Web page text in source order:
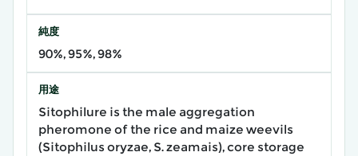
純度
90%, 95%, 98%
用途
Sitophilure is the male aggregation
pheromone of the rice and maize weevils
(Sitophilus oryzae, S. zeamais), core storage